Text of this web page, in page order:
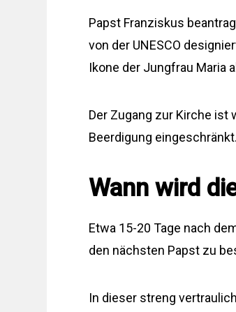
Papst Franziskus
von der UNESCO
Ikone der Jungfrau Maria
Der Zugang zur Kirche
Beerdigung eingeschränkt.
Wann wird
Etwa 15-20 Tage nach
den nächsten Papst zu
In dieser streng